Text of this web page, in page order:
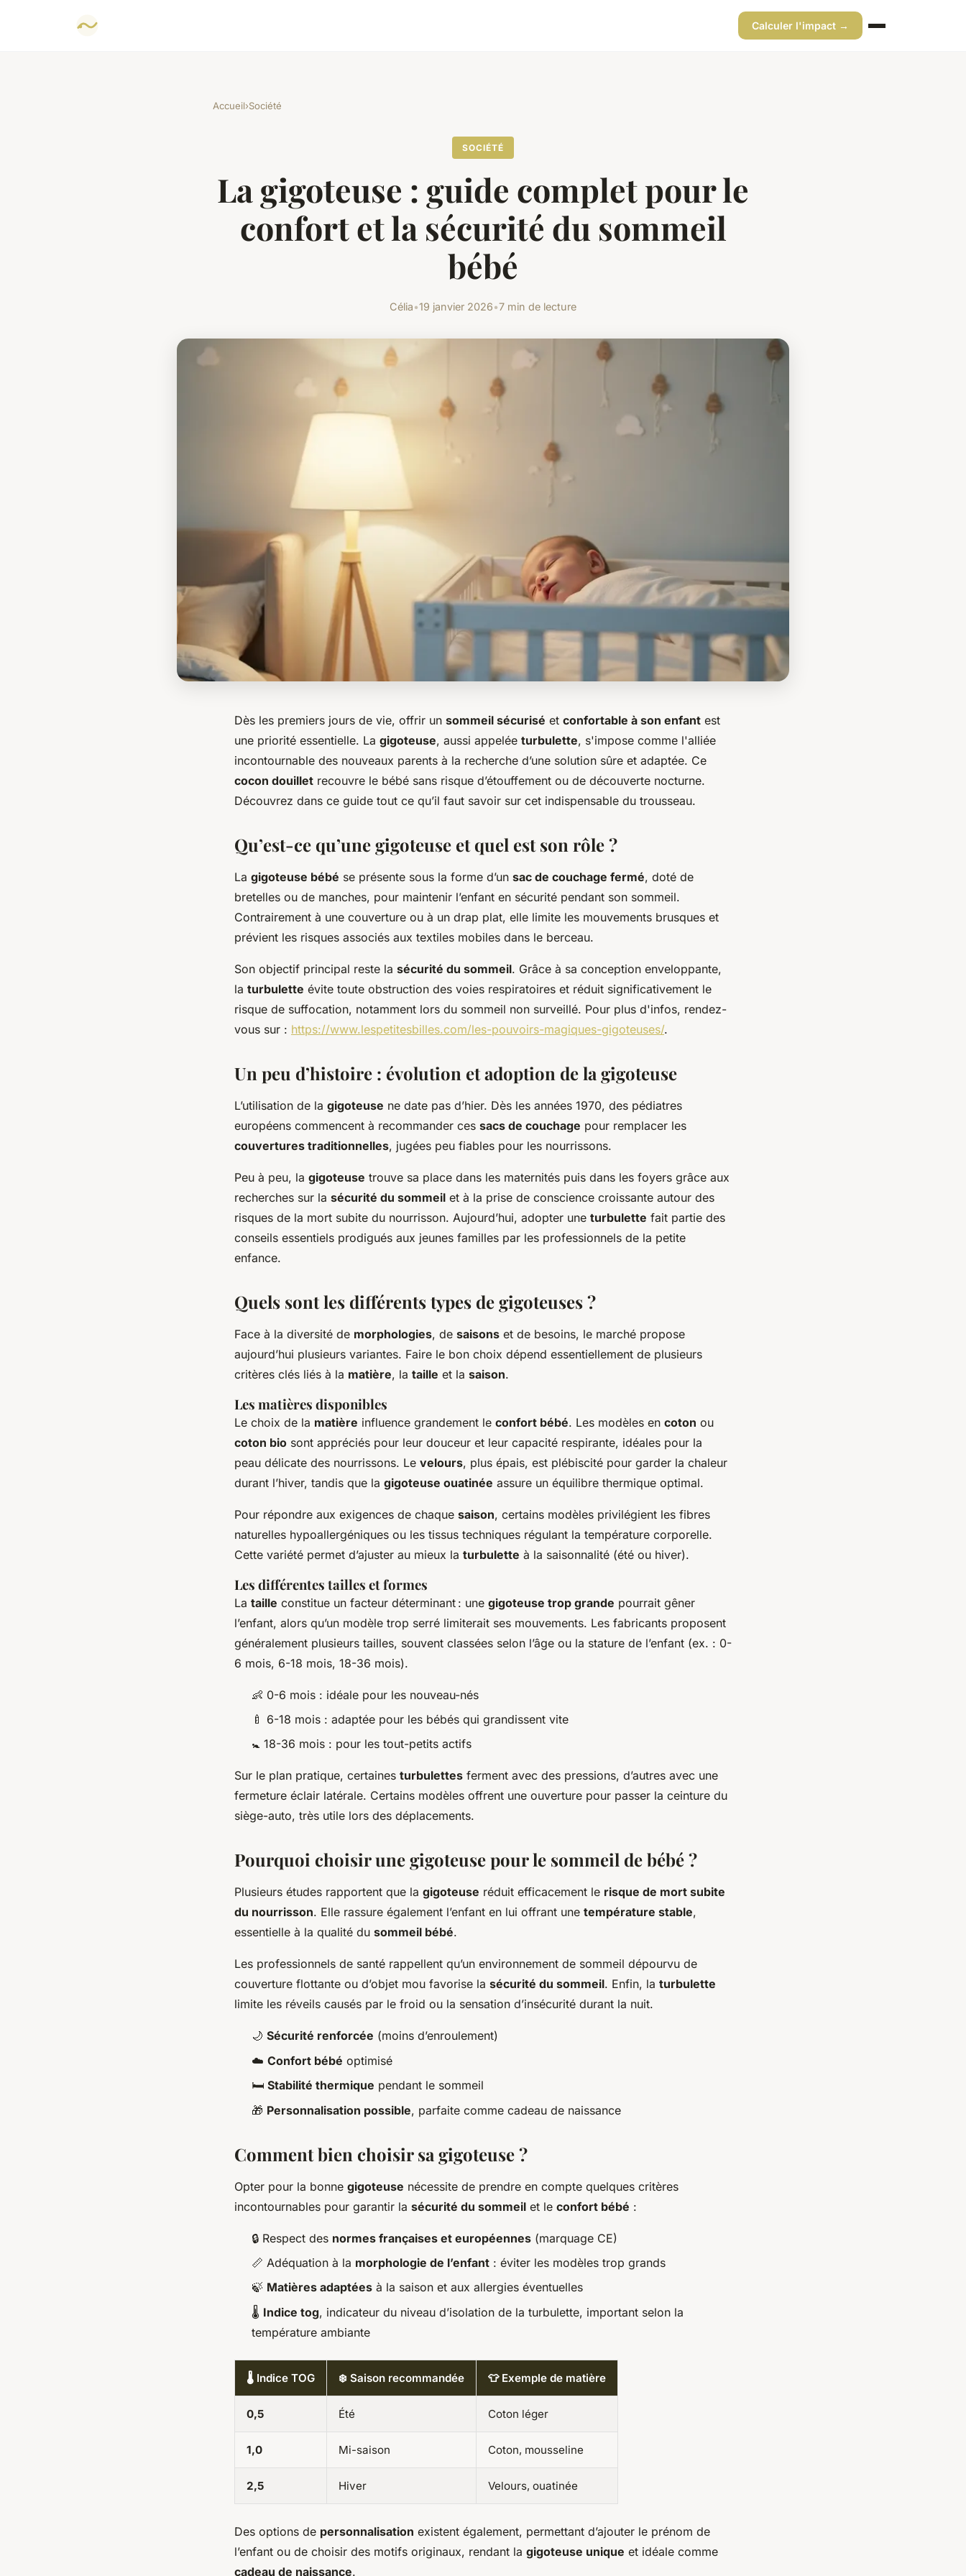
Calculer l'impact →
Accueil›Société
SOCIÉTÉ
La gigoteuse : guide complet pour le
confort et la sécurité du sommeil
bébé
Célia•19 janvier 2026•7 min de lecture
Dès les premiers jours de vie, offrir un sommeil sécurisé et confortable à son enfant est
une priorité essentielle. La gigoteuse, aussi appelée turbulette, s'impose comme l'alliée
incontournable des nouveaux parents à la recherche d’une solution sûre et adaptée. Ce
cocon douillet recouvre le bébé sans risque d’étouffement ou de découverte nocturne.
Découvrez dans ce guide tout ce qu’il faut savoir sur cet indispensable du trousseau.
Qu’est-ce qu’une gigoteuse et quel est son rôle ?
La gigoteuse bébé se présente sous la forme d’un sac de couchage fermé, doté de
bretelles ou de manches, pour maintenir l’enfant en sécurité pendant son sommeil.
Contrairement à une couverture ou à un drap plat, elle limite les mouvements brusques et
prévient les risques associés aux textiles mobiles dans le berceau.
Son objectif principal reste la sécurité du sommeil. Grâce à sa conception enveloppante,
la turbulette évite toute obstruction des voies respiratoires et réduit significativement le
risque de suffocation, notamment lors du sommeil non surveillé. Pour plus d'infos, rendez-
vous sur : https://www.lespetitesbilles.com/les-pouvoirs-magiques-gigoteuses/.
Un peu d’histoire : évolution et adoption de la gigoteuse
L’utilisation de la gigoteuse ne date pas d’hier. Dès les années 1970, des pédiatres
européens commencent à recommander ces sacs de couchage pour remplacer les
couvertures traditionnelles, jugées peu fiables pour les nourrissons.
Peu à peu, la gigoteuse trouve sa place dans les maternités puis dans les foyers grâce aux
recherches sur la sécurité du sommeil et à la prise de conscience croissante autour des
risques de la mort subite du nourrisson. Aujourd’hui, adopter une turbulette fait partie des
conseils essentiels prodigués aux jeunes familles par les professionnels de la petite
enfance.
Quels sont les différents types de gigoteuses ?
Face à la diversité de morphologies, de saisons et de besoins, le marché propose
aujourd’hui plusieurs variantes. Faire le bon choix dépend essentiellement de plusieurs
critères clés liés à la matière, la taille et la saison.
Les matières disponibles
Le choix de la matière influence grandement le confort bébé. Les modèles en coton ou
coton bio sont appréciés pour leur douceur et leur capacité respirante, idéales pour la
peau délicate des nourrissons. Le velours, plus épais, est plébiscité pour garder la chaleur
durant l’hiver, tandis que la gigoteuse ouatinée assure un équilibre thermique optimal.
Pour répondre aux exigences de chaque saison, certains modèles privilégient les fibres
naturelles hypoallergéniques ou les tissus techniques régulant la température corporelle.
Cette variété permet d’ajuster au mieux la turbulette à la saisonnalité (été ou hiver).
Les différentes tailles et formes
La taille constitue un facteur déterminant : une gigoteuse trop grande pourrait gêner
l’enfant, alors qu’un modèle trop serré limiterait ses mouvements. Les fabricants proposent
généralement plusieurs tailles, souvent classées selon l’âge ou la stature de l’enfant (ex. : 0-
6 mois, 6-18 mois, 18-36 mois).
👶 0-6 mois : idéale pour les nouveau-nés
🍼 6-18 mois : adaptée pour les bébés qui grandissent vite
🚼 18-36 mois : pour les tout-petits actifs
Sur le plan pratique, certaines turbulettes ferment avec des pressions, d’autres avec une
fermeture éclair latérale. Certains modèles offrent une ouverture pour passer la ceinture du
siège-auto, très utile lors des déplacements.
Pourquoi choisir une gigoteuse pour le sommeil de bébé ?
Plusieurs études rapportent que la gigoteuse réduit efficacement le risque de mort subite
du nourrisson. Elle rassure également l’enfant en lui offrant une température stable,
essentielle à la qualité du sommeil bébé.
Les professionnels de santé rappellent qu’un environnement de sommeil dépourvu de
couverture flottante ou d’objet mou favorise la sécurité du sommeil. Enfin, la turbulette
limite les réveils causés par le froid ou la sensation d’insécurité durant la nuit.
🌙 Sécurité renforcée (moins d’enroulement)
☁️ Confort bébé optimisé
🛏️ Stabilité thermique pendant le sommeil
🎁 Personnalisation possible, parfaite comme cadeau de naissance
Comment bien choisir sa gigoteuse ?
Opter pour la bonne gigoteuse nécessite de prendre en compte quelques critères
incontournables pour garantir la sécurité du sommeil et le confort bébé :
🔒 Respect des normes françaises et européennes (marquage CE)
📏 Adéquation à la morphologie de l’enfant : éviter les modèles trop grands
🍃 Matières adaptées à la saison et aux allergies éventuelles
🌡️ Indice tog, indicateur du niveau d’isolation de la turbulette, important selon la
température ambiante
🌡️ Indice TOG ❄️ Saison recommandée 👕 Exemple de matière
0,5 Été Coton léger
1,0 Mi-saison Coton, mousseline
2,5 Hiver Velours, ouatinée
Des options de personnalisation existent également, permettant d’ajouter le prénom de
l’enfant ou de choisir des motifs originaux, rendant la gigoteuse unique et idéale comme
cadeau de naissance.